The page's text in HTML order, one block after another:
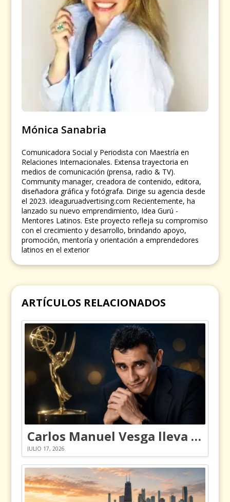
Mónica Sanabria
Comunicadora Social y Periodista con Maestría en
Relaciones Internacionales. Extensa trayectoria en
medios de comunicación (prensa, radio & TV).
Community manager, creadora de contenido, editora,
diseñadora gráfica y fotógrafa. Dirige su agencia desde
el 2023. ideaguruadvertising.com Recientemente, ha
lanzado su nuevo emprendimiento, Idea Gurú -
Mentores Latinos. Este proyecto refleja su compromiso
con el crecimiento y desarrollo, brindando apoyo,
promoción, mentoría y orientación a emprendedores
latinos en el exterior
ARTÍCULOS RELACIONADOS
Carlos Manuel Vesga lleva el nombre de Colombia a los Emmy
JULIO 17, 2026